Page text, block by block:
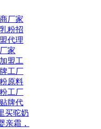
厂家
粉招
代理
家
盟工
工厂
原料
工厂
牌代
买驼奶
亲霜，